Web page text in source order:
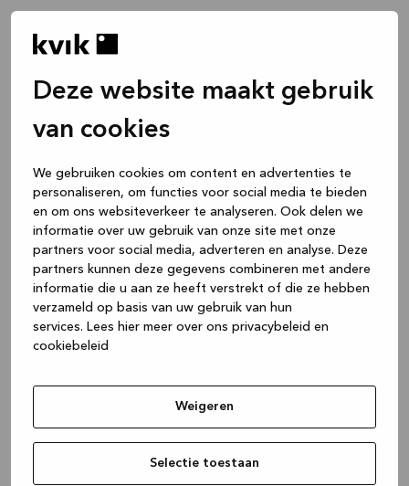
Deze website maakt gebruik
van cookies
We gebruiken cookies om content en advertenties te
personaliseren, om functies voor social media te bieden
en om ons websiteverkeer te analyseren. Ook delen we
informatie over uw gebruik van onze site met onze
partners voor social media, adverteren en analyse. Deze
partners kunnen deze gegevens combineren met andere
informatie die u aan ze heeft verstrekt of die ze hebben
verzameld op basis van uw gebruik van hun
services. Lees hier meer over ons privacybeleid en
cookiebeleid
Weigeren
Selectie toestaan
(see the browser console for more
information).